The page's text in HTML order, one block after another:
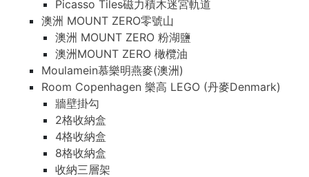
Picasso Tiles磁力積木迷宮軌道
澳洲 MOUNT ZERO零號山
澳洲 MOUNT ZERO 粉湖鹽
澳洲MOUNT ZERO 橄欖油
Moulamein慕樂明燕麥(澳洲)
Room Copenhagen 樂高 LEGO (丹麥Denmark)
牆壁掛勾
2格收納盒
4格收納盒
8格收納盒
收納三層架